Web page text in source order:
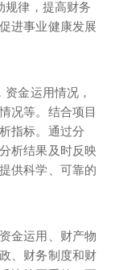
规律，提高财务
进事业健康发展
金运用情况，
况等。结合项目
指标。通过分
析结果及时反映
供科学、可靠的
金运用、财产物
、财务制度和财